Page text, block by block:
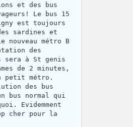
et des bus
Le bus 15
est toujours
sardines et
métro B
des
sera à St genis
de 2 minutes,
petit métro.
des bus
bus normal qui
Evidemment
cher pour la